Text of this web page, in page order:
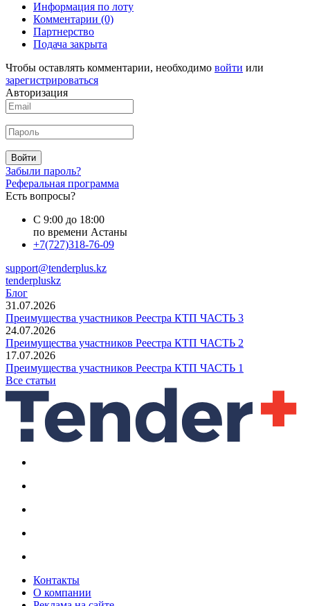
Информация по лоту
Комментарии (0)
Партнерство
Подача закрыта
Чтобы оставлять комментарии, необходимо войти или
зарегистрироваться
Авторизация
Войти
Забыли пароль?
Реферальная программа
Есть вопросы?
С 9:00 до 18:00
по времени Астаны
+7(727)318-76-09
support@tenderplus.kz
tenderpluskz
Блог
31.07.2026
Преимущества участников Реестра КТП ЧАСТЬ 3
24.07.2026
Преимущества участников Реестра КТП ЧАСТЬ 2
17.07.2026
Преимущества участников Реестра КТП ЧАСТЬ 1
Все статьи
Контакты
О компании